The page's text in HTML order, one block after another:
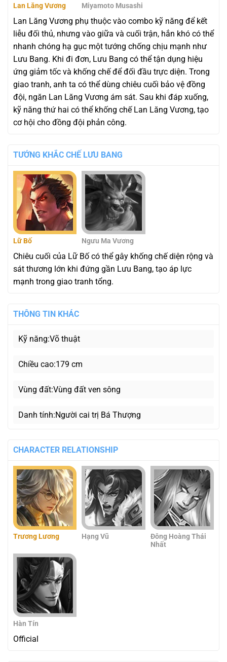
Lan Lăng Vương Miyamoto Musashi
Lan Lăng Vương phụ thuộc vào combo kỹ năng để kết
liễu đối thủ, nhưng vào giữa và cuối trận, hắn khó có thể
nhanh chóng hạ gục một tướng chống chịu mạnh như
Lưu Bang. Khi đi đơn, Lưu Bang có thể tận dụng hiệu
ứng giảm tốc và khống chế để đối đầu trực diện. Trong
giao tranh, anh ta có thể dùng chiêu cuối bảo vệ đồng
đội, ngăn Lan Lăng Vương ám sát. Sau khi đáp xuống,
kỹ năng thứ hai có thể khống chế Lan Lăng Vương, tạo
cơ hội cho đồng đội phản công.
TƯỚNG KHẮC CHẾ LƯU BANG
Lữ Bố Ngưu Ma Vương
Chiêu cuối của Lữ Bố có thể gây khống chế diện rộng và
sát thương lớn khi đứng gần Lưu Bang, tạo áp lực
mạnh trong giao tranh tổng.
THÔNG TIN KHÁC
Kỹ năng Võ thuật
Chiều cao 179 cm
Vùng đất Vùng đất ven sông
Danh tính Người cai trị Bá Thượng
CHARACTER RELATIONSHIP
Trương Lương Hạng Vũ
Đông Hoàng Thái
Nhất
Hàn Tín
Official